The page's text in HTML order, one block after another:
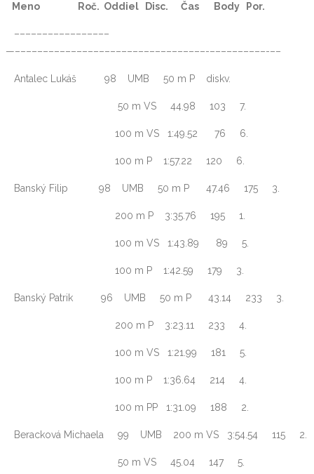
Meno Roč. Oddiel Disc. Čas Body Por.
–––––––––––––––––
—––––––––––––––––––––––––––––––––––-––––––––––-––
Antalec Lukáš 98 UMB 50 m P diskv.
50 m VS 44.98 103 7.
100 m VS 1:49.52 76 6.
100 m P 1:57.22 120 6.
Banský Filip 98 UMB 50 m P 47.46 175 3.
200 m P 3:35.76 195 1.
100 m VS 1:43.89 89 5.
100 m P 1:42.59 179 3.
Banský Patrik 96 UMB 50 m P 43.14 233 3.
200 m P 3:23.11 233 4.
100 m VS 1:21.99 181 5.
100 m P 1:36.64 214 4.
100 m PP 1:31.09 188 2.
Beracková Michaela 99 UMB 200 m VS 3:54.54 115 2.
50 m VS 45.04 147 5.